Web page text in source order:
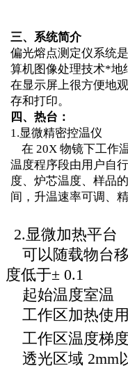
三、系统简介
偏光熔点测定仪系统
算机图像处理技术*地
在显示屏上很方便地
存和打印。
四、热台：
1.显微精密控温仪
在20X物镜下工作
温度程序段由用户自
度、炉芯温度、样品
间，升温速率可调、
2.显微加热平台
可以随载物台
度低于± 0.1
起始温度室温
工作区加热使
工作区温度梯
透光区域 2mm